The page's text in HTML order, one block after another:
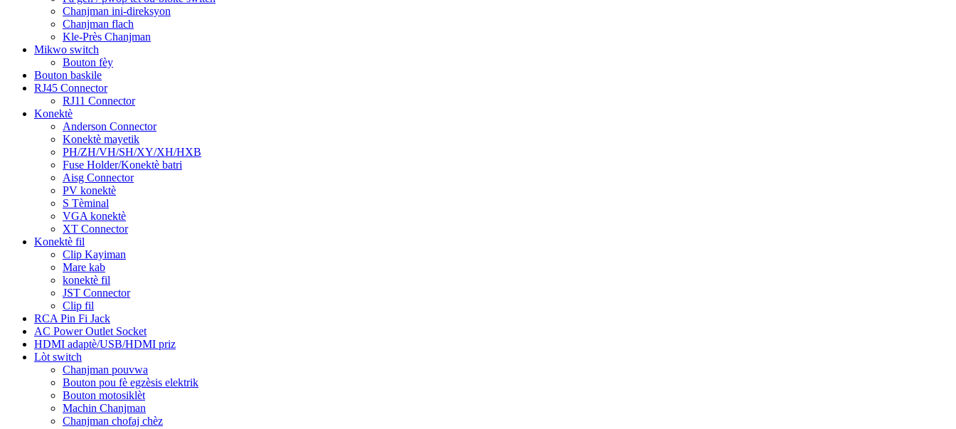
Chanjman ini-direksyon
Chanjman flach
Kle-Près Chanjman
Mikwo switch
Bouton fèy
Bouton baskile
RJ45 Connector
RJ11 Connector
Konektè
Anderson Connector
Konektè mayetik
PH/ZH/VH/SH/XY/XH/HXB
Fuse Holder/Konektè batri
Aisg Connector
PV konektè
S Tèminal
VGA konektè
XT Connector
Konektè fil
Clip Kayiman
Mare kab
konektè fil
JST Connector
Clip fil
RCA Pin Fi Jack
AC Power Outlet Socket
HDMI adaptè/USB/HDMI priz
Lòt switch
Chanjman pouvwa
Bouton pou fè egzèsis elektrik
Bouton motosiklèt
Machin Chanjman
Chanjman chofaj chèz